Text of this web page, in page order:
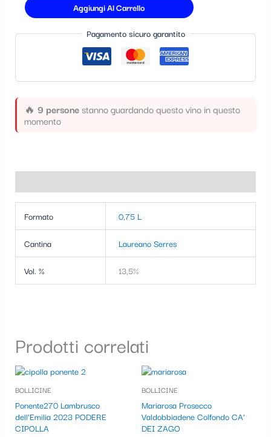
Aggiungi Al Carrello
Pagamento sicuro garantito
🔥 9 personestanno guardando questo vino in questo
momento
Formato 0,75 L
Cantina Laureano Serres
Vol. % 13,5%
Prodotti correlati
BOLLICINE
Ponente270 Lambrusco
dell’Emilia 2023 PODERE
CIPOLLA
BOLLICINE
Mariarosa Prosecco
Valdobbiadene Colfondo CA’
DEI ZAGO